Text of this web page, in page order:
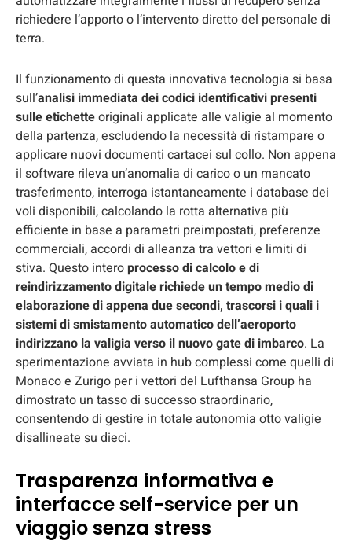
richiedere l’apporto o l’intervento diretto del personale di
terra.
Il funzionamento di questa innovativa tecnologia si basa
sull’analisi immediata dei codici identificativi presenti
sulle etichetteoriginali applicate alle valigie al momento
della partenza, escludendo la necessità di ristampare o
applicare nuovi documenti cartacei sul collo. Non appena
il software rileva un’anomalia di carico o un mancato
trasferimento, interroga istantaneamente i database dei
voli disponibili, calcolando la rotta alternativa più
efficiente in base a parametri preimpostati, preferenze
commerciali, accordi di alleanza tra vettori e limiti di
stiva. Questo interoprocesso di calcolo e di
reindirizzamento digitale richiede un tempo medio di
elaborazione di appena due secondi, trascorsi i quali i
sistemi di smistamento automatico dell’aeroporto
indirizzano la valigia verso il nuovo gate di imbarco. La
sperimentazione avviata in hub complessi come quelli di
Monaco e Zurigo per i vettori del Lufthansa Group ha
dimostrato un tasso di successo straordinario,
consentendo di gestire in totale autonomia otto valigie
disallineate su dieci.
Trasparenza informativa e
interfacce self-service per un
viaggio senza stress